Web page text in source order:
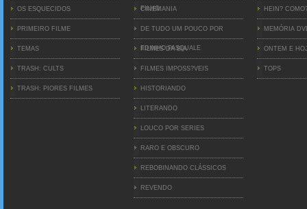
OS ESQUECIDOS
PRIMEIRO FILME
TEMAS
TRASH: CULTS
TRASH: PIORES FILMES
FILHO
CINEMANIA
DE TUDO UM POUCO POR
EDINHO PASQUALE
FILMES DA BIA
FILMES IMPOSS?VEIS
HISTORIANDO
LITERANDO
LOUCO POR SERIES
RARO E OBSCURO
REBOBINANDO CLÁSSICOS
REVENDO
HEIN?
MEMÓRIA
ONTEM E
TOPS